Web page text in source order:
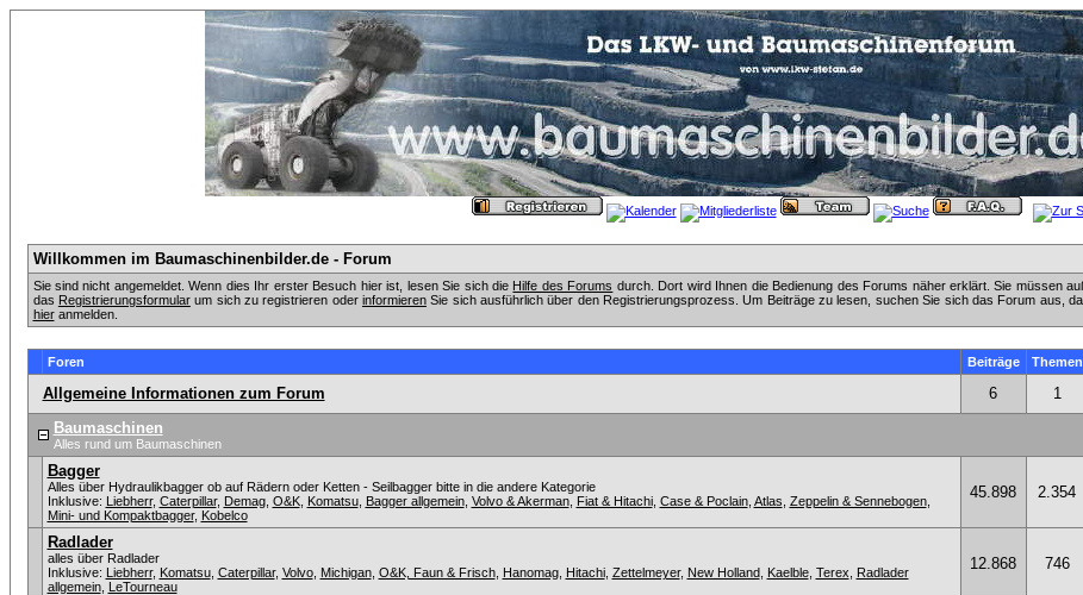
Willkommen im Baumaschinenbilder.de - Forum
Sie sind nicht angemeldet. Wenn dies Ihr erster Besuch hier ist, lesen Sie sich die Hilfe des Forums durch. Dort wird Ihnen die Bedienung des Forums näher erklärt. Sie müssen
das Registrierungsformularum sich zu registrieren oder informierenSie sich ausführlich über den Registrierungsprozess. Um Beiträge zu lesen, suchen Sie sich das Forum aus,
hieranmelden.
Foren Beiträge Themen
Allgemeine Informationen zum Forum 6 1
Baumaschinen
Alles rund um Baumaschinen
Bagger
Alles über Hydraulikbagger ob auf Rädern oder Ketten - Seilbagger bitte in die andere Kategorie
Inklusive: Liebherr, Caterpillar, Demag, O&K, Komatsu, Bagger allgemein, Volvo & Akerman, Fiat & Hitachi, Case & Poclain, Atlas Zeppelin & Sennebogen,
Mini- und Kompaktbagger, Kobelco
45.898 2.354
Radlader
alles über Radlader
Inklusive: Liebherr, Komatsu, Caterpillar, Volvo, Michigan, O&K, Faun & Frisch, Hanomag, Hitachi, Zettelmeyer, New Holland, Kaelble, Terex
Radlader
allgemein, LeTourneau
12.868 746